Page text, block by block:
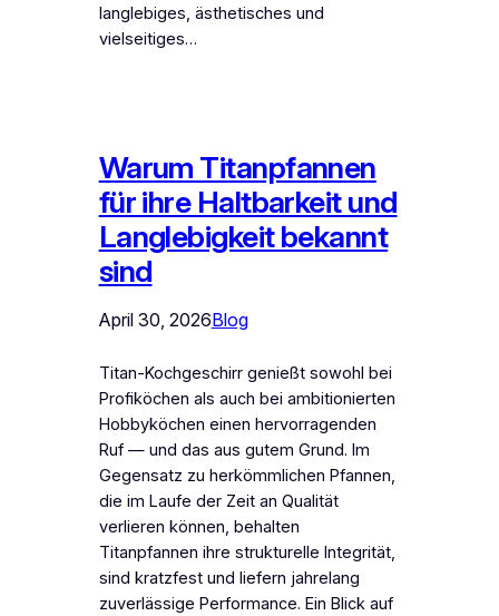
langlebiges, ästhetisches und
vielseitiges…
Warum Titanpfannen
für ihre Haltbarkeit und
Langlebigkeit bekannt
sind
April 30, 2026Blog
Titan-Kochgeschirr genießt sowohl bei
Profiköchen als auch bei ambitionierten
Hobbyköchen einen hervorragenden
Ruf — und das aus gutem Grund. Im
Gegensatz zu herkömmlichen Pfannen,
die im Laufe der Zeit an Qualität
verlieren können, behalten
Titanpfannen ihre strukturelle Integrität,
sind kratzfest und liefern jahrelang
zuverlässige Performance. Ein Blick auf